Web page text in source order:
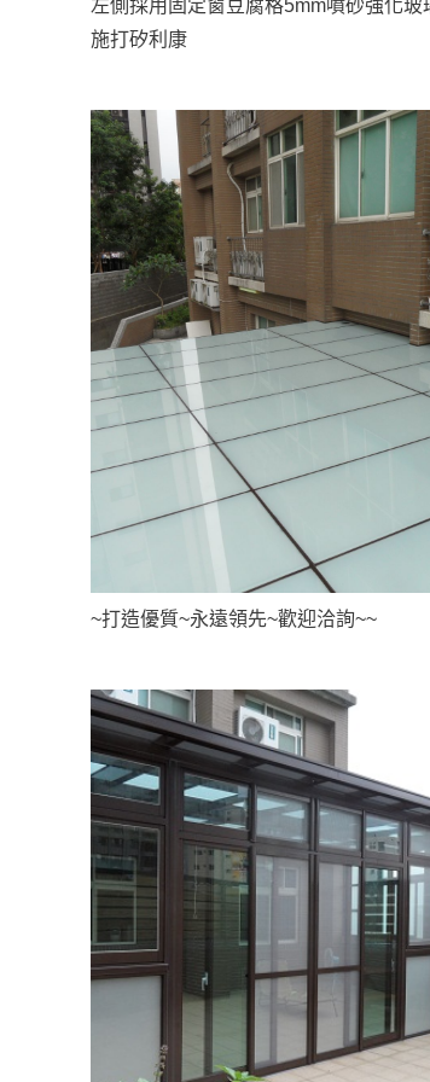
左側採用固定窗豆腐格5mm噴砂強化玻
施打矽利康
~打造優質~永遠領先~歡迎洽詢~~